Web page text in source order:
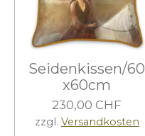
Seidenkissen/60
x60cm
230,00 CHF
zzgl. Versandkosten